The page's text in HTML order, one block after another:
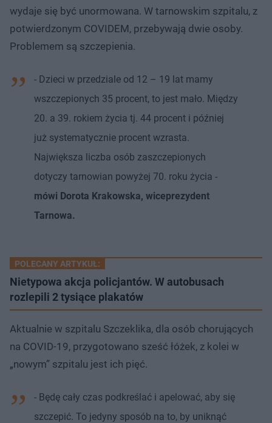
wydaje się być unormowana. W tarnowskim szpitalu, z
potwierdzonym COVIDEM, przebywają dwie osoby.
Problemem są szczepienia.
- Dzieci w przedziale od 12 – 19 lat mamy
wszczepionych 35 procent, to jest mało. Między
20. a 39. rokiem życia tj. 44 procent i później
już systematycznie procent wzrasta.
Największa liczba osób zaszczepionych
dotyczy tarnowian powyżej 70. roku życia -
mówi Dorota Krakowska, wiceprezydent
Tarnowa.
POLECANY ARTYKUŁ:
Nietypowa akcja policjantów. W autobusach
rozlepili 2 tysiące plakatów
Aktualnie w szpitalu Szczeklika, dla osób chorujących
na COVID-19, przygotowano sześć łóżek, z kolei w
„nowym” szpitalu jest ich pięć.
- Będę cały czas podkreślać i apelować, aby się
szczepić. To jedyny sposób na to, by uniknąć